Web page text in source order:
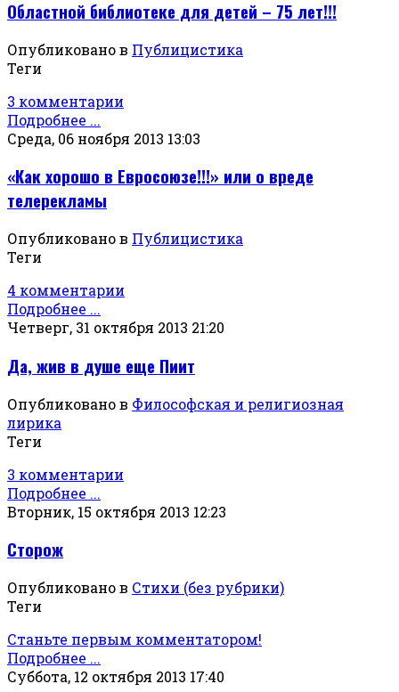
Областной библиотеке для детей – 75 лет!!!
Опубликовано в Публицистика
Теги
3 комментарии
Подробнее ...
Среда, 06 ноября 2013 13:03
«Как хорошо в Евросоюзе!!!» или о вреде
телерекламы
Опубликовано в Публицистика
Теги
4 комментарии
Подробнее ...
Четверг, 31 октября 2013 21:20
Да, жив в душе еще Пиит
Опубликовано в Философская и религиозная
лирика
Теги
3 комментарии
Подробнее ...
Вторник, 15 октября 2013 12:23
Сторож
Опубликовано в Стихи (без рубрики)
Теги
Станьте первым комментатором!
Подробнее ...
Суббота, 12 октября 2013 17:40